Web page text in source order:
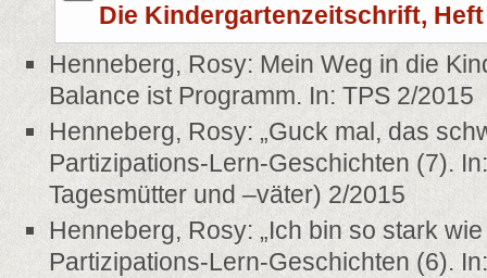
Die Kindergartenzeitschrift, Heft
Henneberg, Rosy: Mein Weg in die
Balance ist Programm. In: TPS 2/2015
Henneberg, Rosy: „Guck mal, das
Partizipations-Lern-Geschichten (7).
Tagesmütter und –väter) 2/2015
Henneberg, Rosy: „Ich bin so stark wie
Partizipations-Lern-Geschichten (6).